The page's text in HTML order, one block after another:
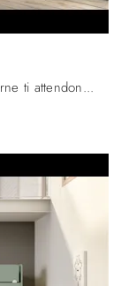
Le più originali camerette per ragazzi moderne ti attendono! Scopri il modello Room 167 di Zg Mobili.